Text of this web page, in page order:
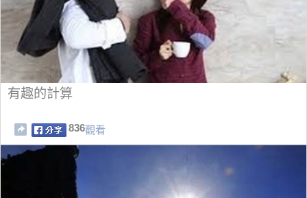
有趣的計算
836觀看